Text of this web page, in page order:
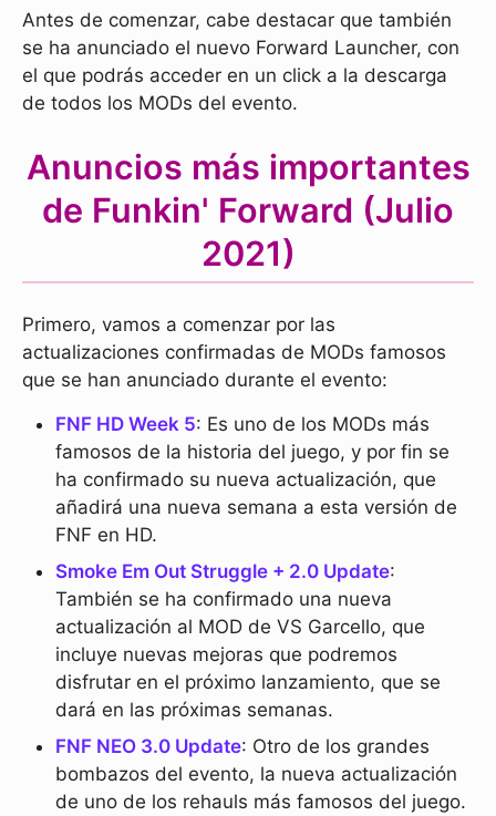
Antes de comenzar, cabe destacar que también
se ha anunciado el nuevo Forward Launcher, con
el que podrás acceder en un click a la descarga
de todos los MODs del evento.
Anuncios más importantes
de Funkin' Forward (Julio
2021)
Primero, vamos a comenzar por las
actualizaciones confirmadas de MODs famosos
que se han anunciado durante el evento:
FNF HD Week 5: Es uno de los MODs más
famosos de la historia del juego, y por fin se
ha confirmado su nueva actualización, que
añadirá una nueva semana a esta versión de
FNF en HD.
Smoke Em Out Struggle + 2.0 Update:
También se ha confirmado una nueva
actualización al MOD de VS Garcello, que
incluye nuevas mejoras que podremos
disfrutar en el próximo lanzamiento, que se
dará en las próximas semanas.
FNF NEO 3.0 Update: Otro de los grandes
bombazos del evento, la nueva actualización
de uno de los rehauls más famosos del juego.